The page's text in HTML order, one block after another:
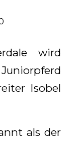
wird
Isobel
als der